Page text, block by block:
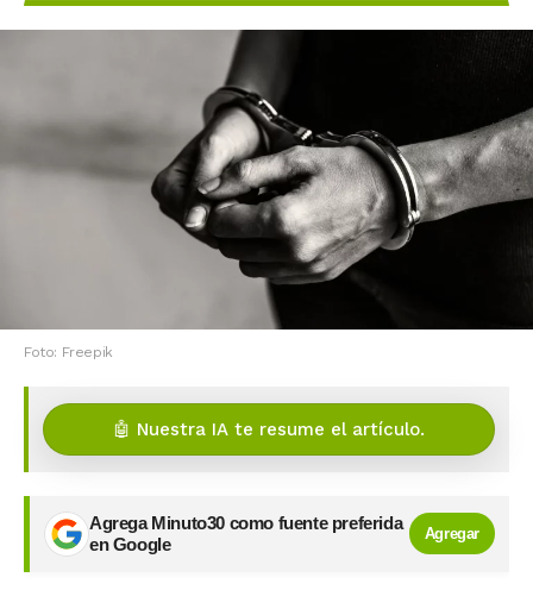
Foto: Freepik
🤖 Nuestra IA te resume el artículo.
Agrega Minuto30 como fuente preferida
en Google
Agregar